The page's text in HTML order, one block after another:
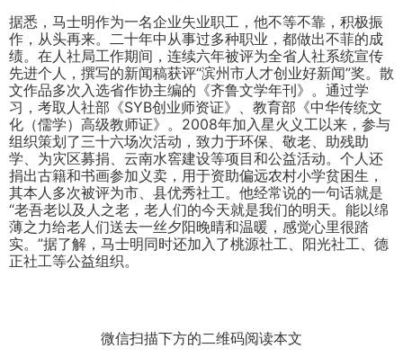
据悉，马士明作为一名企业失业职工，他不等不靠，积极振
作，从头再来。二十年中从事过多种职业，都做出不菲的成
绩。在人社局工作期间，连续六年被评为全省人社系统宣传
先进个人，撰写的新闻稿获评“滨州市人才创业好新闻”奖。散
文作品多次入选省作协主编的《齐鲁文学年刊》。通过学
习，考取人社部《SYB创业师资证》、教育部《中华传统文
化（儒学）高级教师证》。2008年加入星火义工以来，参与
组织策划了三十六场次活动，致力于环保、敬老、助残助
学、为灾区募捐、云南水窖建设等项目和公益活动。个人还
捐出古籍和书画参加义卖，用于资助偏远农村小学贫困生，
其本人多次被评为市、县优秀社工。他经常说的一句话就是
“老吾老以及人之老，老人们的今天就是我们的明天。能以绵
薄之力给老人们送去一丝夕阳晚晴和温暖，感觉心里很踏
实。”据了解，马士明同时还加入了桃源社工、阳光社工、德
正社工等公益组织。
微信扫描下方的二维码阅读本文